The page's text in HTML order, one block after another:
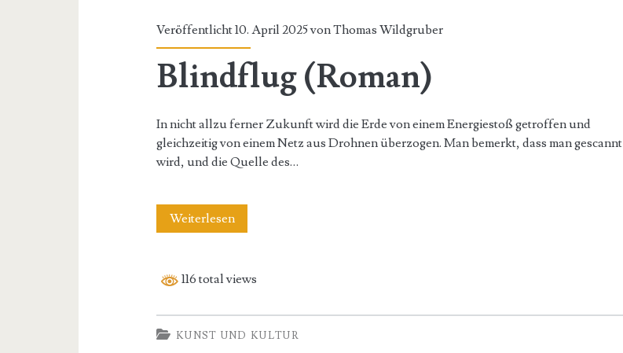
Veröffentlicht 10. April 2025 vonThomas Wildgruber
Blindflug (Roman)
In nicht allzu ferner Zukunft wird die Erde von einem Energiestoß getroffen und
gleichzeitig von einem Netz aus Drohnen überzogen. Man bemerkt, dass man gescannt
wird, und die Quelle des…
WeiterlesenBlindflug
116 total views
KUNST UND KULTUR